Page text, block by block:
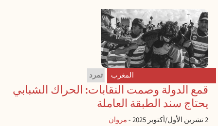
المغرب تمرد
قمع الدولة وصمت النقابات: الحراك الشبابي
يحتاج سند الطبقة العاملة
2 تشرين الأول/أكتوبر 2025 -مروان